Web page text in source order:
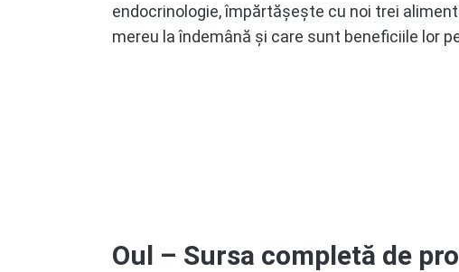
endocrinologie, împărtășește cu noi trei
mereu la îndemână și care sunt beneficiile lor
Oul – Sursa completă de